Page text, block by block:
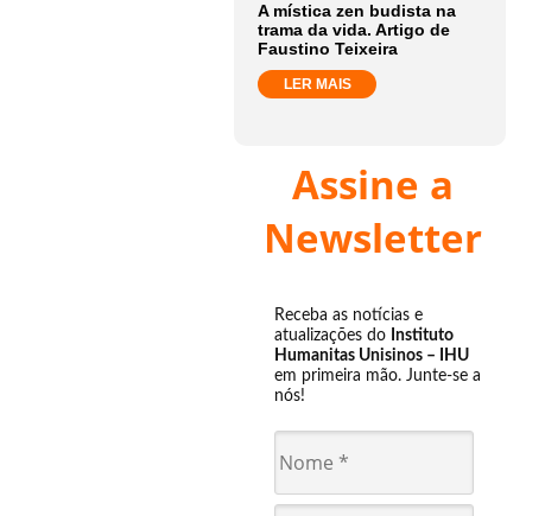
A mística zen budista na
trama da vida. Artigo de
Faustino Teixeira
LER MAIS
Assine a
Newsletter
Receba as notícias e
atualizações do Instituto
Humanitas Unisinos – IHU
em primeira mão. Junte-se a
nós!